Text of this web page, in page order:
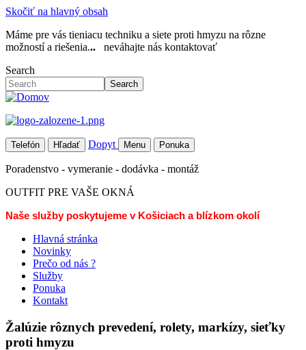
Skočiť na hlavný obsah
Máme pre vás tieniacu techniku a siete proti hmyzu na rôzne
možností a riešenia...
neváhajte nás kontaktovať
Search
Search
Telefón Hľadať Dopyt Menu Ponuka
Poradenstvo - vymeranie - dodávka - montáž
OUTFIT PRE VAŠE OKNÁ
Naše služby poskytujeme v Košiciach a blízkom okolí
Hlavná stránka
Novinky
Prečo od nás ?
Služby
Ponuka
Kontakt
Žalúzie rôznych prevedení, rolety, markízy, sieťky
proti hmyzu